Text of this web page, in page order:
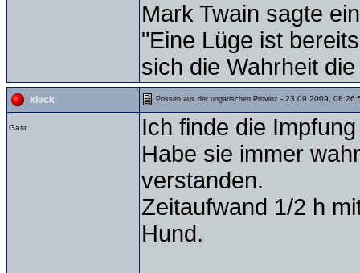
Mark Twain sagte
"Eine Lüge ist
sich die Wahrheit
kleck Possen aus der ungarischen Provinz - 23.09.2009,
Gast
Ich finde die
Habe sie immer
verstanden.
Zeitaufwand 1/2 h
Hund.